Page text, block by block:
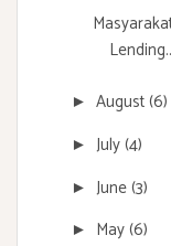
► August(6)
► July(4)
► June(3)
► May(6)